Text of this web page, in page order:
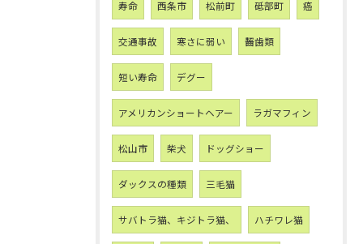
寿命 西条市 松前町 砥部町 癌
交通事故 寒さに弱い 齧歯類
短い寿命 デグー
アメリカンショートヘアー ラガマフィン
松山市 柴犬 ドッグショー
ダックスの種類 三毛猫
サバトラ猫、キジトラ猫、 ハチワレ猫